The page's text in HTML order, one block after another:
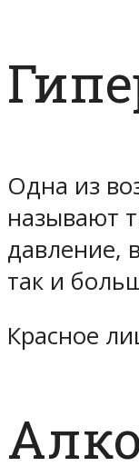
Одна из
называют
давление,
так и
Красное